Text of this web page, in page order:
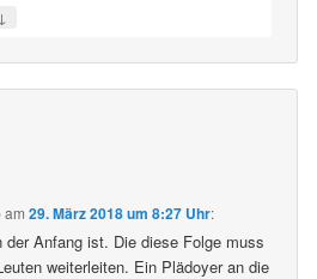
↓
am29. März 2018 um 8:27 Uhr:
der Anfang ist. Die diese Folge muss
weiterleiten. Ein Plädoyer an die